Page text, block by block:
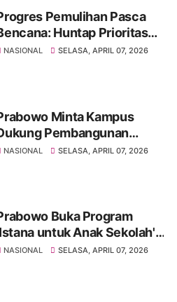
Pemulihan Pasca
Huntap Prioritas
NASIONAL SELASA, APRIL 07, 2026
Minta Kampus
Pembangunan
Fokus Tata Ruang
NASIONAL SELASA, APRIL 07, 2026
Buka Program
untuk Anak Sekolah',
Generasi Muda Keliling
NASIONAL SELASA, APRIL 07, 2026